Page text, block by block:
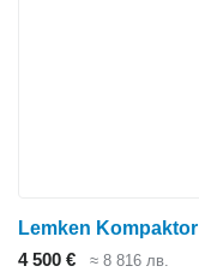
Lemken Kompaktor
4 500 €
≈ 8 816 лв.